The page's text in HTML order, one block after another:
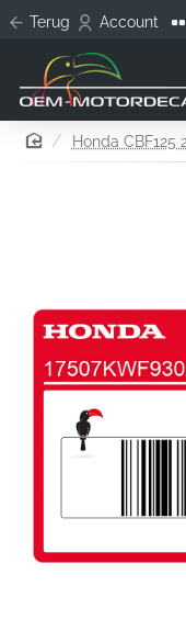
Terug Account
homeHonda CBF125